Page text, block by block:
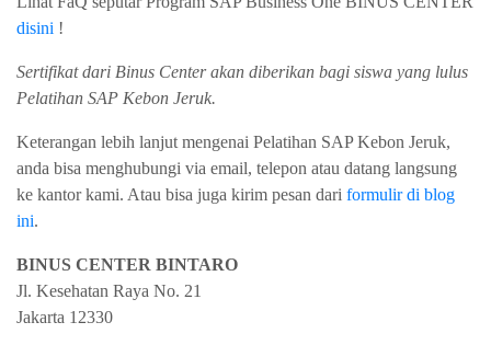
disini !
Sertifikat dari Binus Center akan diberikan bagi siswa yang lulus
Pelatihan SAP Kebon Jeruk.
Keterangan lebih lanjut mengenai Pelatihan SAP Kebon Jeruk,
anda bisa menghubungi via email, telepon atau datang langsung
ke kantor kami. Atau bisa juga kirim pesan dari formulir di blog
ini.
BINUS CENTER BINTARO
Jl. Kesehatan Raya No. 21
Jakarta 12330